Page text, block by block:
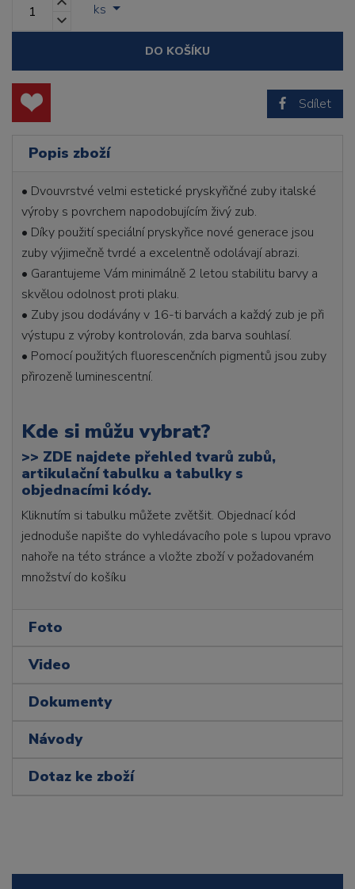
ks
DO KOŠÍKU
Sdílet
Popis zboží
• Dvouvrstvé velmi estetické pryskyřičné zuby italské
výroby s povrchem napodobujícím živý zub.
• Díky použití speciální pryskyřice nové generace jsou
zuby výjimečně tvrdé a excelentně odolávají abrazi.
• Garantujeme Vám minimálně 2 letou stabilitu barvy a
skvělou odolnost proti plaku.
• Zuby jsou dodávány v 16-ti barvách a každý zub je při
výstupu z výroby kontrolován, zda barva souhlasí.
• Pomocí použitých fluorescenčních pigmentů jsou zuby
přirozeně luminescentní.
Kde si můžu vybrat?
>> ZDE najdete přehled tvarů zubů,
artikulační tabulku a tabulky s
objednacími kódy.
Kliknutím si tabulku můžete zvětšit. Objednací kód
jednoduše napište do vyhledávacího pole s lupou vpravo
nahoře na této stránce a vložte zboží v požadovaném
množství do košíku
Foto
Video
Dokumenty
Návody
Dotaz ke zboží